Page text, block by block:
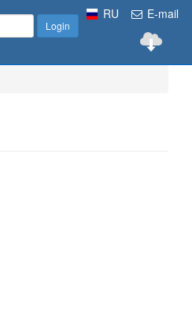
E-mail
RU
Login